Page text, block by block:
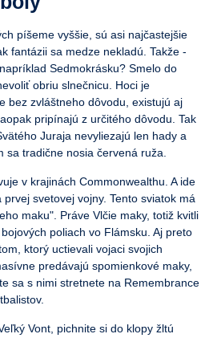
píšeme vyššie, sú asi najčastejšie
fantázii sa medze nekladú. Takže -
Sedmokrásku? Smelo do
obriu slnečnicu. Hoci je
bez zvláštneho dôvodu, existujú aj
pripínajú z určitého dôvodu. Tak
Juraja nevyliezajú len hady a
sa tradične nosia červená ruža.
v krajinách Commonwealthu. A ide
svetovej vojny. Tento sviatok má
maku". Práve Vlčie maky, totiž kvitli
poliach vo Flámsku. Aj preto
ktorý uctievali vojaci svojich
predávajú spomienkové maky,
sa s nimi stretnete na Remembrance
Vont, pichnite si do klopy žltú